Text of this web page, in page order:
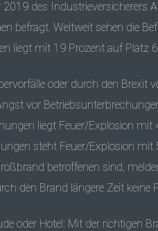
2019 des Industrieversicherers
befragt. Weltweit sehen die
liegt mit 19 Prozent auf Platz
oder durch den Brexit
vor
liegt Feuer/Explosion
steht Feuer/Explosion
betroffenen sind,
den Brand längere Zeit keine
oder Hotel: Mit der richtigen